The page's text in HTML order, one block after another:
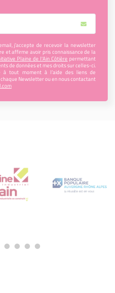
j’accepte de recevoir la newsletter
et affirme avoir pris connaissance de la
Plaine de l'Ain Côtière permettant
de données et mes droits sur celles-ci.
à tout moment à l’aide des liens de
Newsletter ou en nous contactant